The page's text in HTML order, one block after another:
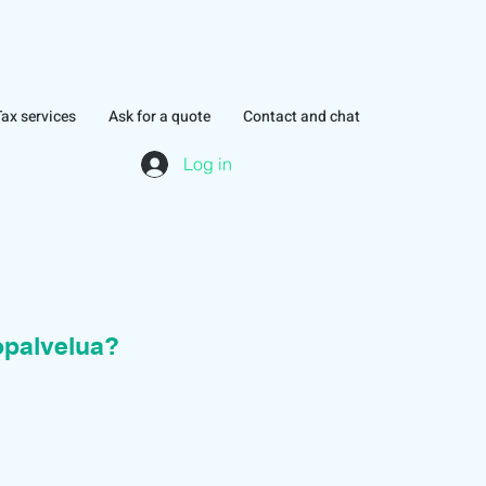
services Ask for a quote Contact and chat
Log in